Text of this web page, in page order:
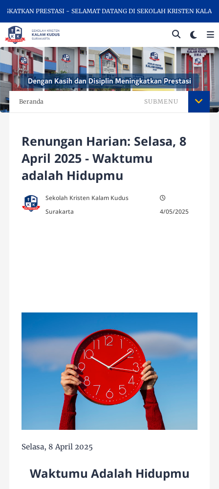
PRESTASI - SELAMAT DATANG DI SEKOLAH KRISTEN KALAM
Beranda SUBMENU
Renungan Harian: Selasa, 8
April 2025 - Waktumu
adalah Hidupmu
Sekolah Kristen Kalam Kudus
Surakarta
4/05/2025
Selasa, 8 April 2025
Waktumu Adalah Hidupmu